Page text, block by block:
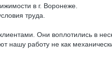
в г. Воронеже.
труда.
Они воплотились в
работу не как